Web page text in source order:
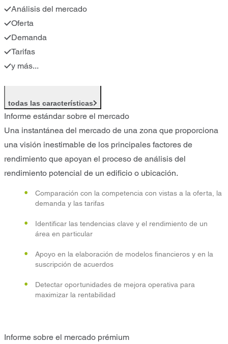
Análisis del mercado
Oferta
Demanda
Tarifas
y más...
todas las características
Informe estándar sobre el mercado
Una instantánea del mercado de una zona que proporciona
una visión inestimable de los principales factores de
rendimiento que apoyan el proceso de análisis del
rendimiento potencial de un edificio o ubicación.
Comparación con la competencia con vistas a la oferta, la
demanda y las tarifas
Identificar las tendencias clave y el rendimiento de un
área en particular
Apoyo en la elaboración de modelos financieros y en la
suscripción de acuerdos
Detectar oportunidades de mejora operativa para
maximizar la rentabilidad
Informe sobre el mercado prémium